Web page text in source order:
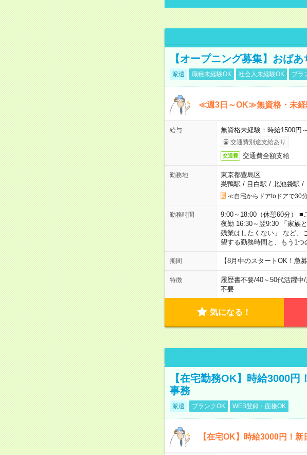
【オープニング募集】おば
派遣 職種未経験OK 社会人未経験OK ブラ
≪週3日～OK≫無資格・未経
給与 無資格未経験：時給1500
交通費別途支給あり
交通費 交通費全額支給
勤務地
東京都豊島区
巣鴨駅 / 目白駅 / 北池袋駅 /
≪自宅からドアtoドアで30
勤務時間
9:00～18:00（休憩60分） ■
夜勤 16:30～翌9:30 「家族
残業はしたくない」 など、
望する勤務時間と、もう1つ
期間 【8月中のスタートOK！
特徴 履歴書不要/40～50代活躍中/
不要
気になる！
【在宅勤務OK】時給3000
事務
派遣 ブランクOK WEB登録・面接OK
【在宅OK】時給3000円！